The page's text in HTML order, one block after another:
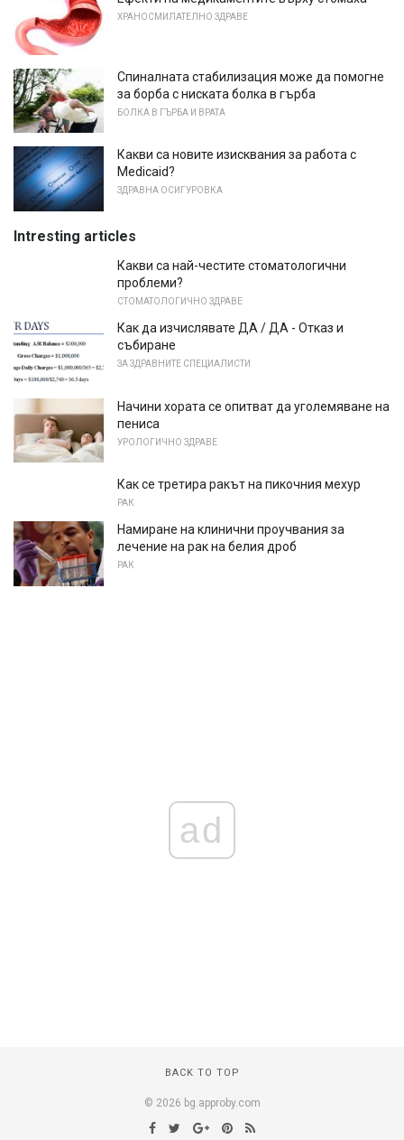
ХРАНОСМИЛАТЕЛНО ЗДРАВЕ
Спиналната стабилизация може да помогне
за борба с ниската болка в гърба
БОЛКА В ГЪРБА И ВРАТА
Какви са новите изисквания за работа с
Medicaid?
ЗДРАВНА ОСИГУРОВКА
Intresting articles
Какви са най-честите стоматологични
проблеми?
СТОМАТОЛОГИЧНО ЗДРАВЕ
Как да изчислявате ДА / ДА - Отказ и
събиране
ЗА ЗДРАВНИТЕ СПЕЦИАЛИСТИ
Начини хората се опитват да уголемяване на
пениса
УРОЛОГИЧНО ЗДРАВЕ
Как се третира ракът на пикочния мехур
РАК
Намиране на клинични проучвания за
лечение на рак на белия дроб
РАК
ad
BACK TO TOP
© 2026 bg.approby.com